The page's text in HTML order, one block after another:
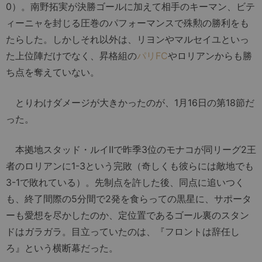
0）。南野拓実が決勝ゴールに加えて相手のキーマン、ビテ
ィーニャを封じる圧巻のパフォーマンスで殊勲の勝利をも
たらした。しかしそれ以外は、リヨンやマルセイユといっ
た上位陣だけでなく、昇格組のパリFCやロリアンからも勝
ち点を奪えていない。
とりわけダメージが大きかったのが、1月16日の第18節だ
った。
本拠地スタッド・ルイⅡで昨季3位のモナコが同リーグ2王
者のロリアンに1-3という完敗（奇しくも彼らには敵地でも
3-1で敗れている）。先制点を許した後、同点に追いつく
も、終了間際の5分間で2発を食らっての黒星に、サポータ
ーも愛想を尽かしたのか、定位置であるゴール裏のスタン
ドはガラガラ。目立っていたのは、『フロントは辞任し
ろ』という横断幕だった。